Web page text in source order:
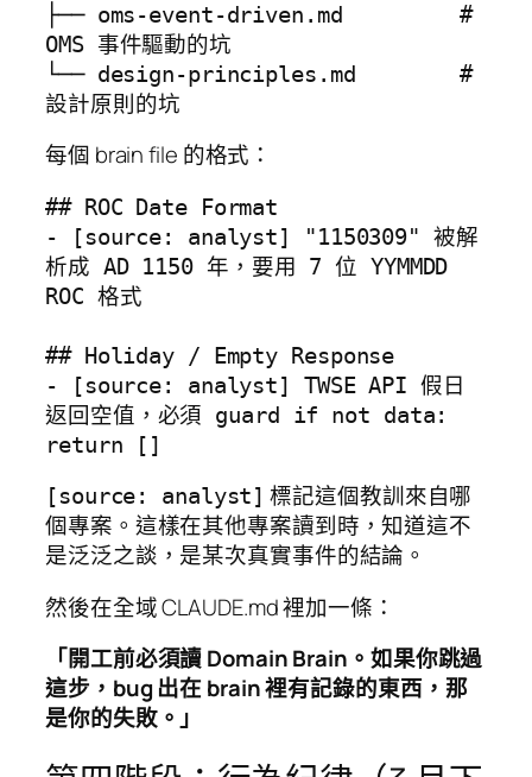
├── oms-event-driven.md         #
OMS 事件驅動的坑
└── design-principles.md        #
設計原則的坑
每個 brain file 的格式：
## ROC Date Format
- [source: analyst] "1150309" 被解
析成 AD 1150 年，要用 7 位 YYMMDD
ROC 格式
## Holiday / Empty Response
- [source: analyst] TWSE API 假日
返回空值，必須 guard if not data:
return []
[source: analyst] 標記這個教訓來自哪
個專案。這樣在其他專案讀到時，知道這不
是泛泛之談，是某次真實事件的結論。
然後在全域 CLAUDE.md 裡加一條：
「開工前必須讀 Domain Brain。如果你跳過
這步，bug 出在 brain 裡有記錄的東西，那
是你的失敗。」